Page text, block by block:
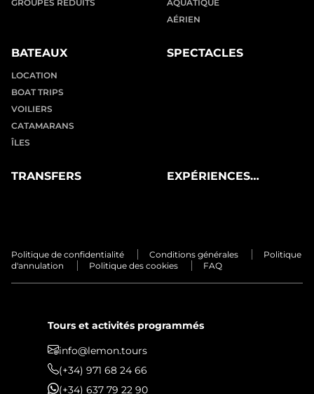
GROUPES RÉDUITS
AQUATIQUE
AÉRIEN
BATEAUX
LOCATION
BOAT TRIPS
VOILIERS
CATAMARANS
ÎLES
SPECTACLES
TRANSFERS
EXPÉRIENCES
Politique de confidentialité Conditions générales
Politique
d'annulation
Politique des cookies FAQ
Tours et activités programmés
info@lemon.tours
(+34) 971 68 24 66
(+34) 637 79 22 90